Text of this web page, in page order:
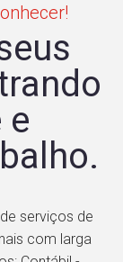
e
serviços de
com larga